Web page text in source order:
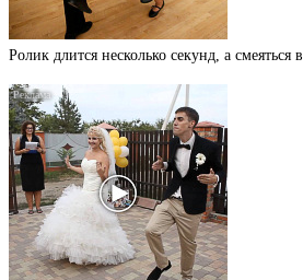
Ролик длится несколько секунд, а смеяться